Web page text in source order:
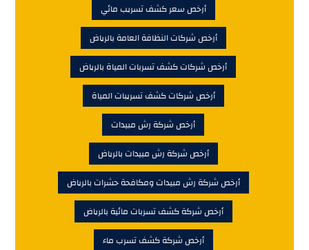
أرخص سعر كشف تسريب مائي
أرخص شركات النظافة العامة بالرياض
أرخص شركات كشف تسربات المياة بالرياض
أرخص شركات كشف تسريبات المياة
أرخص شركة رش مبيدات
أرخص شركة رش مبيدات بالرياض
أرخص شركة رش مبيدات ومكافحة حشرات بالرياض
أرخص شركة كشف تسربات مائية بالرياض
أرخص شركة كشف تسرب ماء